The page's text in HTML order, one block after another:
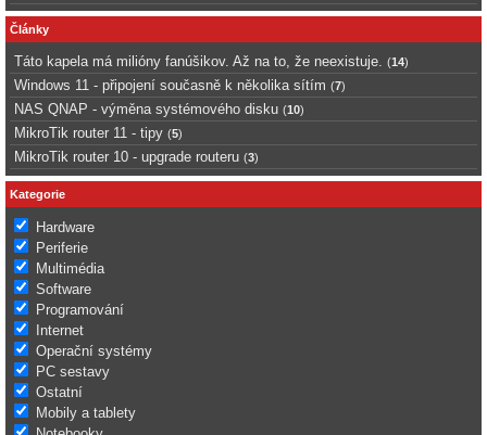
Články
Táto kapela má milióny fanúšikov. Až na to, že neexistuje. (14)
Windows 11 - připojení současně k několika sítím (7)
NAS QNAP - výměna systémového disku (10)
MikroTik router 11 - tipy (5)
MikroTik router 10 - upgrade routeru (3)
Kategorie
Hardware
Periferie
Multimédia
Software
Programování
Internet
Operační systémy
PC sestavy
Ostatní
Mobily a tablety